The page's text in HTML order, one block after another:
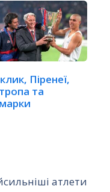
Піренеї,
та
атлети